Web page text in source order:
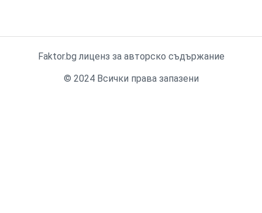
Faktor.bg лиценз за авторско съдържание
© 2024 Всички права запазени